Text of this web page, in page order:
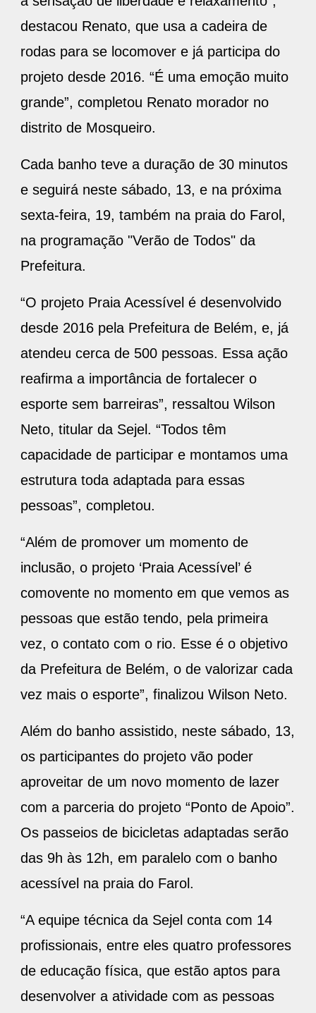
destacou Renato, que usa a cadeira de
rodas para se locomover e já participa do
projeto desde 2016. “É uma emoção muito
grande”, completou Renato morador no
distrito de Mosqueiro.
Cada banho teve a duração de 30 minutos
e seguirá neste sábado, 13, e na próxima
sexta-feira, 19, também na praia do Farol,
na programação "Verão de Todos" da
Prefeitura.
“O projeto Praia Acessível é desenvolvido
desde 2016 pela Prefeitura de Belém, e, já
atendeu cerca de 500 pessoas. Essa ação
reafirma a importância de fortalecer o
esporte sem barreiras”, ressaltou Wilson
Neto, titular da Sejel. “Todos têm
capacidade de participar e montamos uma
estrutura toda adaptada para essas
pessoas”, completou.
“Além de promover um momento de
inclusão, o projeto ‘Praia Acessível’ é
comovente no momento em que vemos as
pessoas que estão tendo, pela primeira
vez, o contato com o rio. Esse é o objetivo
da Prefeitura de Belém, o de valorizar cada
vez mais o esporte”, finalizou Wilson Neto.
Além do banho assistido, neste sábado, 13,
os participantes do projeto vão poder
aproveitar de um novo momento de lazer
com a parceria do projeto “Ponto de Apoio”.
Os passeios de bicicletas adaptadas serão
das 9h às 12h, em paralelo com o banho
acessível na praia do Farol.
“A equipe técnica da Sejel conta com 14
profissionais, entre eles quatro professores
de educação física, que estão aptos para
desenvolver a atividade com as pessoas